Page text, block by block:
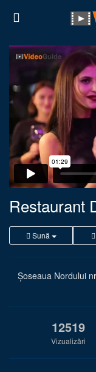
Restaurant
Sună
Şoseaua Nordului
12519
Vizualizări